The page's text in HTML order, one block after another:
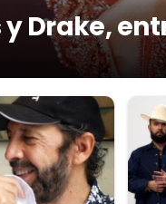
Drake,